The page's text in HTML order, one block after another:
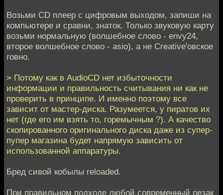
Возьми CD плеер с цифровым выходом, запиши на
компьютере и сравни, знаток. Только звуковую карту
возьми нормальную (волшебное слово - envy24,
второе волшебное слово - asio), а не Creative'овское
говно.
> Потому как в AudioCD нет избыточности
информации и правильность считывания ни как не
проверить в принципе. И именно поэтому все
зависит от мастер-диска. Разумеется, у пиратов их
нет (где его им взять то, горемычным ?). А качество
скопированного оригинального диска даже из супер-
пупер магазина будет напрямую зависить от
использованной аппаратуры.
Бред сивой кобылы reloaded.
При правильном подходе любой современный резак